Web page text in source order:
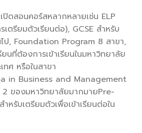
ดสอนคอร์สหลากหลายเช่น ELP
ตรียมตัวเรียนต่อ), GCSE สำหรับ
ป, Foundation Program 8 สาขา,
นที่ต้องการเข้าเรียนในมหาวิทยาลัย
ทศ หรือในสาขา
in Business and Management
2 ของมหาวิทยาลัยมากมายPre-
หรับเตรียมตัวเพื่อเข้าเรียนต่อใน